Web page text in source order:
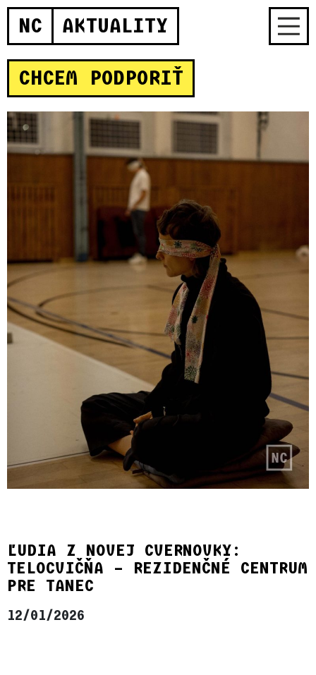
NC AKTUALITY
CHCEM PODPORIŤ
ĽUDIA Z NOVEJ CVERNOVKY:
TELOCVIČŇA – REZIDENČNÉ CENTRUM
PRE TANEC
12/01/2026